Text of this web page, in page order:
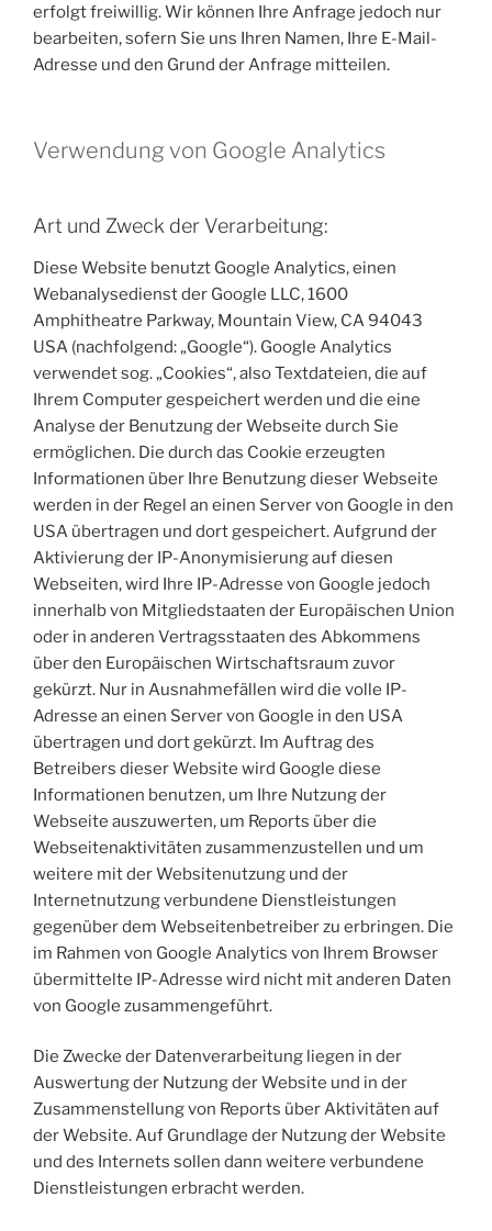
erfolgt freiwillig. Wir können Ihre Anfrage jedoch nur
bearbeiten, sofern Sie uns Ihren Namen, Ihre E-Mail-
Adresse und den Grund der Anfrage mitteilen.
Verwendung von Google Analytics
Art und Zweck der Verarbeitung:
Diese Website benutzt Google Analytics, einen
Webanalysedienst der Google LLC, 1600
Amphitheatre Parkway, Mountain View, CA 94043
USA (nachfolgend: „Google“). Google Analytics
verwendet sog. „Cookies“, also Textdateien, die auf
Ihrem Computer gespeichert werden und die eine
Analyse der Benutzung der Webseite durch Sie
ermöglichen. Die durch das Cookie erzeugten
Informationen über Ihre Benutzung dieser Webseite
werden in der Regel an einen Server von Google in den
USA übertragen und dort gespeichert. Aufgrund der
Aktivierung der IP-Anonymisierung auf diesen
Webseiten, wird Ihre IP-Adresse von Google jedoch
innerhalb von Mitgliedstaaten der Europäischen Union
oder in anderen Vertragsstaaten des Abkommens
über den Europäischen Wirtschaftsraum zuvor
gekürzt. Nur in Ausnahmefällen wird die volle IP-
Adresse an einen Server von Google in den USA
übertragen und dort gekürzt. Im Auftrag des
Betreibers dieser Website wird Google diese
Informationen benutzen, um Ihre Nutzung der
Webseite auszuwerten, um Reports über die
Webseitenaktivitäten zusammenzustellen und um
weitere mit der Websitenutzung und der
Internetnutzung verbundene Dienstleistungen
gegenüber dem Webseitenbetreiber zu erbringen. Die
im Rahmen von Google Analytics von Ihrem Browser
übermittelte IP-Adresse wird nicht mit anderen Daten
von Google zusammengeführt.
Die Zwecke der Datenverarbeitung liegen in der
Auswertung der Nutzung der Website und in der
Zusammenstellung von Reports über Aktivitäten auf
der Website. Auf Grundlage der Nutzung der Website
und des Internets sollen dann weitere verbundene
Dienstleistungen erbracht werden.